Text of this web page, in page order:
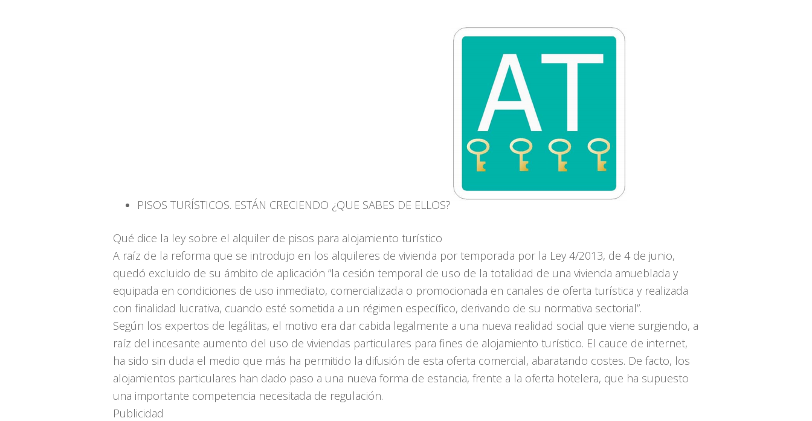
PISOS TURÍSTICOS. ESTÁN CRECIENDO ¿QUE SABES DE ELLOS?
Qué dice la ley sobre el alquiler de pisos para alojamiento turístico
A raíz de la reforma que se introdujo en los alquileres de vivienda por temporada por la Ley 4/2013, de 4 de junio,
quedó excluido de su ámbito de aplicación “la cesión temporal de uso de la totalidad de una vivienda amueblada y
equipada en condiciones de uso inmediato, comercializada o promocionada en canales de oferta turística y realizada
con finalidad lucrativa, cuando esté sometida a un régimen específico, derivando de su normativa sectorial”.
Según los expertos de legálitas, el motivo era dar cabida legalmente a una nueva realidad social que viene surgiendo, a
raíz del incesante aumento del uso de viviendas particulares para fines de alojamiento turístico. El cauce de internet,
ha sido sin duda el medio que más ha permitido la difusión de esta oferta comercial, abaratando costes. De facto, los
alojamientos particulares han dado paso a una nueva forma de estancia, frente a la oferta hotelera, que ha supuesto
una importante competencia necesitada de regulación.
Publicidad